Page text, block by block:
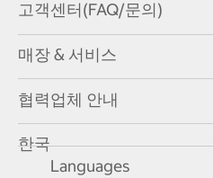
고객센터(FAQ/문의)
매장 & 서비스
협력업체 안내
한국
Languages